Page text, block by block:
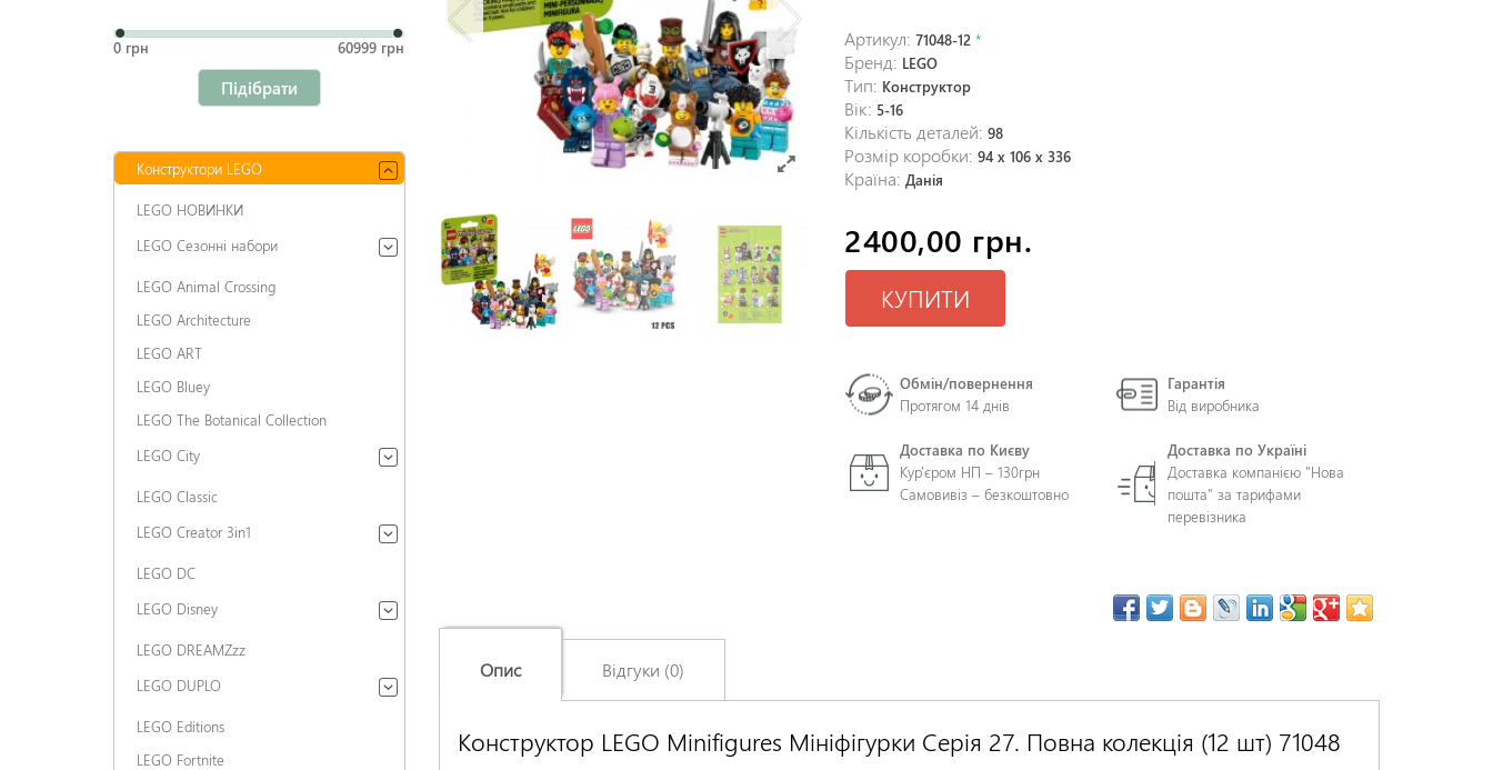
Артикул:71048-12 *
Бренд: LEGO
Тип: Конструктор
Вік: 5-16
Кількість деталей:98
Розмір коробки:94 x 106 x 336
Країна:Данія
2400,00 грн.
КУПИТИ
Обмін/повернення
Протягом 14 днів
Гарантія
Від виробника
Доставка по Києву
Кур'єром НП – 130грн
Самовивіз – безкоштовно
Доставка по Україні
Доставка компанією "Нова
пошта" за тарифами
перевізника
Опис Відгуки (0)
Конструктор LEGO Minifigures Мініфігурки Серія 27. Повна колекція (12 шт) 71048
Залишіть відгук про цей товар першими
0 грн 60999 грн
Підібрати
Конструктори LEGO
LEGO НОВИНКИ
LEGO Сезонні набори
LEGO Animal Crossing
LEGO Architecture
LEGO ART
LEGO Bluey
LEGO The Botanical Collection
LEGO City
LEGO Classic
LEGO Creator 3in1
LEGO DC
LEGO Disney
LEGO DREAMZzz
LEGO DUPLO
LEGO Editions
LEGO Fortnite